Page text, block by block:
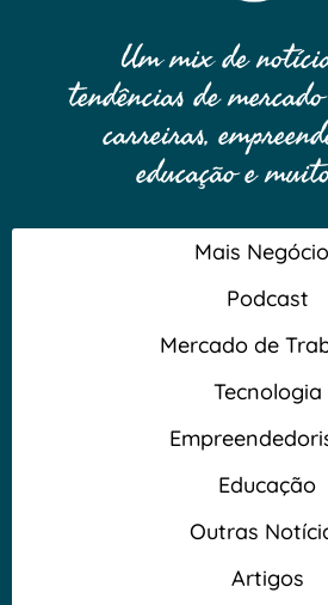
Um mix de
tendências de
carreiras,
educação e
Mais
Podcast
Mercado de
Tecnologia
Educação
Outras
Artigos